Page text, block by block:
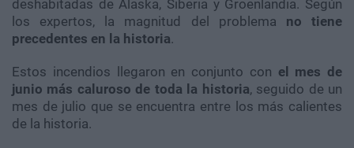
deshabitadas de Alaska, Siberia y Groenlandia. Según
los expertos, la magnitud del problema no tiene
precedentes en la historia.
Estos incendios llegaron en conjunto con el mes de
junio más caluroso de toda la historia, seguido de un
mes de julio que se encuentra entre los más calientes
de la historia.